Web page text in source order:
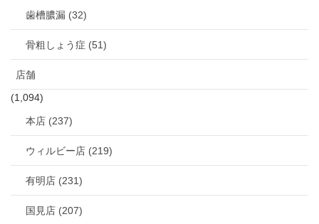
歯槽膿漏 (32)
骨粗しょう症 (51)
店舗
(1,094)
本店 (237)
ウィルビー店 (219)
有明店 (231)
国見店 (207)